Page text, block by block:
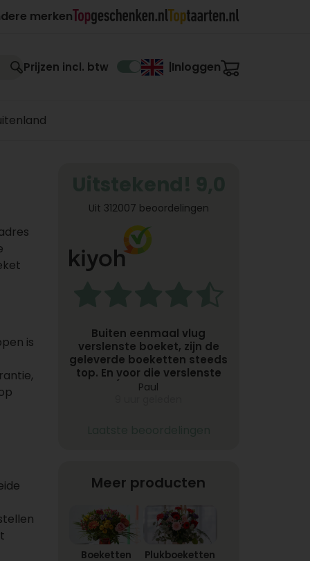
merken
Prijzen incl. btw Inloggen
is
Uit 312007 beoordelingen
Buiten eenmaal vlug
verslenste boeket, zijn de
geleverde boeketten steeds
top. En voor die verslenste
boeket (na contact met de
Paul
Meer producten
Boeketten Plukboeketten